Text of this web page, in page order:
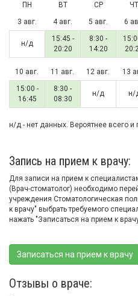
ПН ВТ СР ЧТ
3 авг.
4 авг. 5 авг. 6
н/д
15:45 -
20:20
8:30 -
14:20
10 авг. 11 авг. 12 авг. 13
15:00 -
16:45
8:30 -
08:30
н/д н/
н/д - нет данных. Вероятнее всего и
Запись на прием к врачу:
Для записи на прием к
(Врач-стоматолог) необходимо
учреждения Стоматологическая
к врачу" выбрать требуемого
нажать "Записаться на прием к
Записаться на прием к врачу
Отзывы о враче: